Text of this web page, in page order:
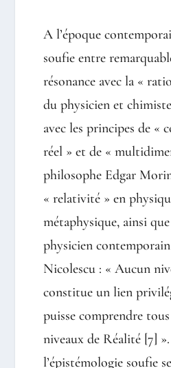
A l’époque
soufie entre
résonance avec la «
du physicien et
avec les principes de «
réel » et de «
philosophe Edgar
« relativité » en
métaphysique, ainsi
physicien contemporain
Nicolescu : « Aucun
constitue un lien
puisse comprendre
niveaux de Réalité [7]
l’épistémologie soufie